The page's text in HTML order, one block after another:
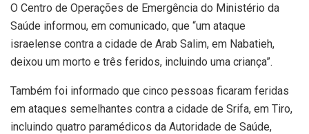
O Centro de Operações de Emergência do Ministério da
Saúde informou, em comunicado, que “um ataque
israelense contra a cidade de Arab Salim, em Nabatieh,
deixou um morto e três feridos, incluindo uma criança”.
Também foi informado que cinco pessoas ficaram feridas
em ataques semelhantes contra a cidade de Srifa, em Tiro,
incluindo quatro paramédicos da Autoridade de Saúde,